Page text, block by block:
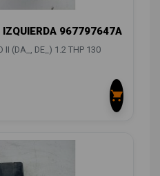
IZQUIERDA 967797647A
II (DA_, DE_) 1.2 THP 130